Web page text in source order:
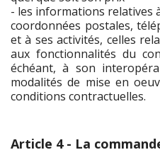
- les informations relatives
coordonnées postales,
et à ses activités, celles
aux fonctionnalités du
échéant, à son
modalités de mise en
conditions contractuelles.
Article 4 - La